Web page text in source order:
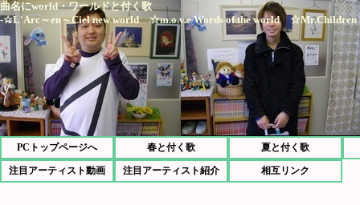
曲名にworld・ワールドと付く歌
-☆L'Arc～en～Ciel new world ☆m.o.v.e Words of the world ☆Mr.Children
PCトップページへ 春と付く歌 夏と付く歌
注目アーティスト動画 注目アーティスト紹介 相互リンク